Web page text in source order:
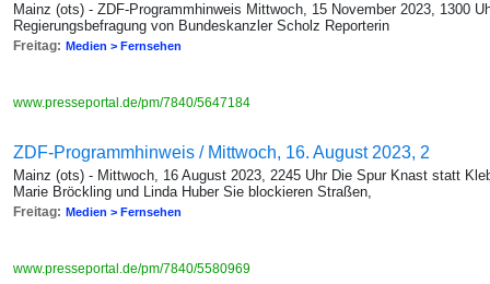
Mainz (ots) - ZDF-Programmhinweis Mittwoch, 15 November 2023, 1300
Regierungsbefragung von Bundeskanzler Scholz Reporterin
Freitag: Medien > Fernsehen
www.presseportal.de/pm/7840/5647184
ZDF-Programmhinweis / Mittwoch, 16. August 2023, 2
Mainz (ots) - Mittwoch, 16 August 2023, 2245 Uhr Die Spur Knast statt
Marie Bröckling und Linda Huber Sie blockieren Straßen,
Freitag: Medien > Fernsehen
www.presseportal.de/pm/7840/5580969